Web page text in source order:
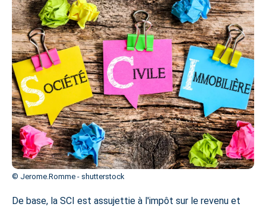
© Jerome.Romme - shutterstock
De base, la SCI est assujettie à l'impôt sur le revenu et